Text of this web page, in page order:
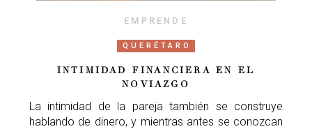
EMPRENDE
QUERÉTARO
INTIMIDAD FINANCIERA EN EL
NOVIAZGO
La intimidad de la pareja también se construye
hablando de dinero, y mientras antes se conozcan